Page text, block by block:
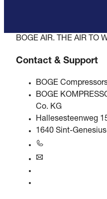
BOGE AIR. THE AIR TO
Contact & Support
BOGE
BOGE
Co. KG
Hallesesteenweg
1640 Sint-